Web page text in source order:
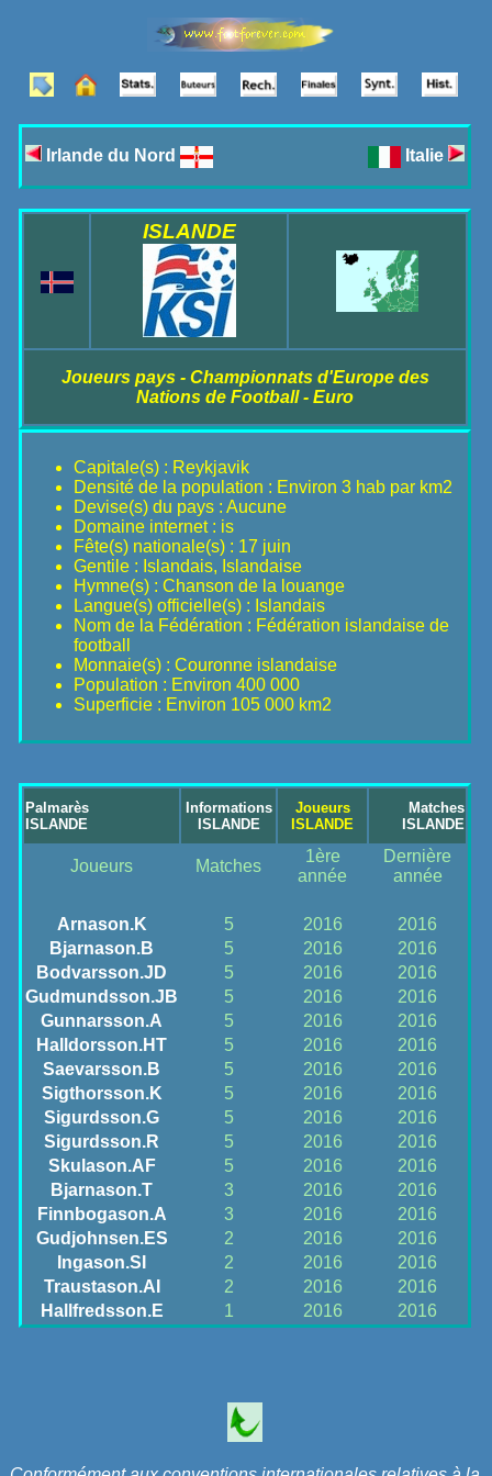
Irlande du Nord Italie
ISLANDE
Joueurs pays - Championnats d'Europe des
Nations de Football - Euro
Capitale(s) : Reykjavik
Densité de la population : Environ 3 hab par km2
Devise(s) du pays : Aucune
Domaine internet : is
Fête(s) nationale(s) : 17 juin
Gentile : Islandais, Islandaise
Hymne(s) : Chanson de la louange
Langue(s) officielle(s) : Islandais
Nom de la Fédération : Fédération islandaise de
football
Monnaie(s) : Couronne islandaise
Population : Environ 400 000
Superficie : Environ 105 000 km2
Palmarès
ISLANDE
Informations
ISLANDE
Joueurs
ISLANDE
Matches
ISLANDE
Joueurs Matches
1ère
année
Dernière
année
Arnason.K 5 2016
2016
Bjarnason.B
5 2016
2016
Bodvarsson.JD
5 2016
2016
Gudmundsson.JB
5 2016
2016
Gunnarsson.A
5 2016
2016
Halldorsson.HT
5 2016
2016
Saevarsson.B
5 2016
2016
Sigthorsson.K
5 2016
2016
Sigurdsson.G
5 2016
2016
Sigurdsson.R
5 2016
2016
Skulason.AF
5 2016
2016
Bjarnason.T
3 2016
2016
Finnbogason.A
3 2016
2016
Gudjohnsen.ES
2 2016
2016
Ingason.SI
2 2016
2016
Traustason.AI
2 2016
2016
Hallfredsson.E
1 2016 2016